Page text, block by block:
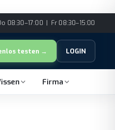
08:30–17:00 | Fr 08:30–15:00
testen → LOGIN
Firma